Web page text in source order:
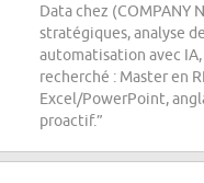
Data chez (COMPANY
stratégiques, analyse
automatisation avec
recherché : Master en
Excel/PowerPoint,
proactif.”